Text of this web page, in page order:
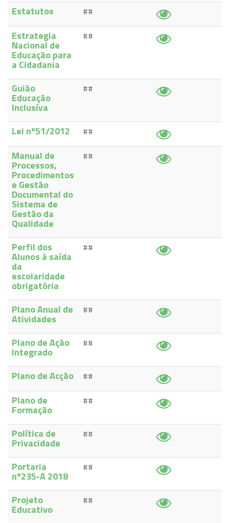
Estatutos ##
Estrategia
Nacional de
Educação para
a Cidadania
##
Guião
Educação
Inclusíva
##
Lei nº51/2012 ##
Manual de
Processos,
Procedimentos
e Gestão
Documental do
Sistema de
Gestão da
Qualidade
##
Perfil dos
Alunos à saída
da
escolaridade
obrigatória
##
Plano Anual de
Atividades
##
Plano de Ação
Integrado
##
Plano de Acção ##
Plano de
Formação
##
Política de
Privacidade
##
Portaria
nº235-A 2018
##
Projeto
Educativo
##